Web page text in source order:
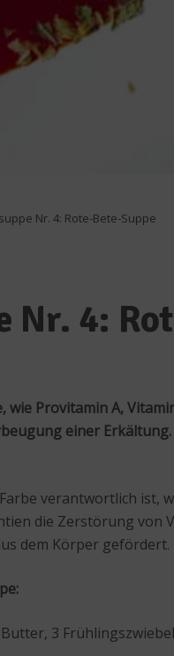
Nr. 4: Rote-Bete-Suppe
Nr. 4:
Provitamin A,
einer
verantwortlich ist,
die Zerstörung
dem Körper gefördert.
3